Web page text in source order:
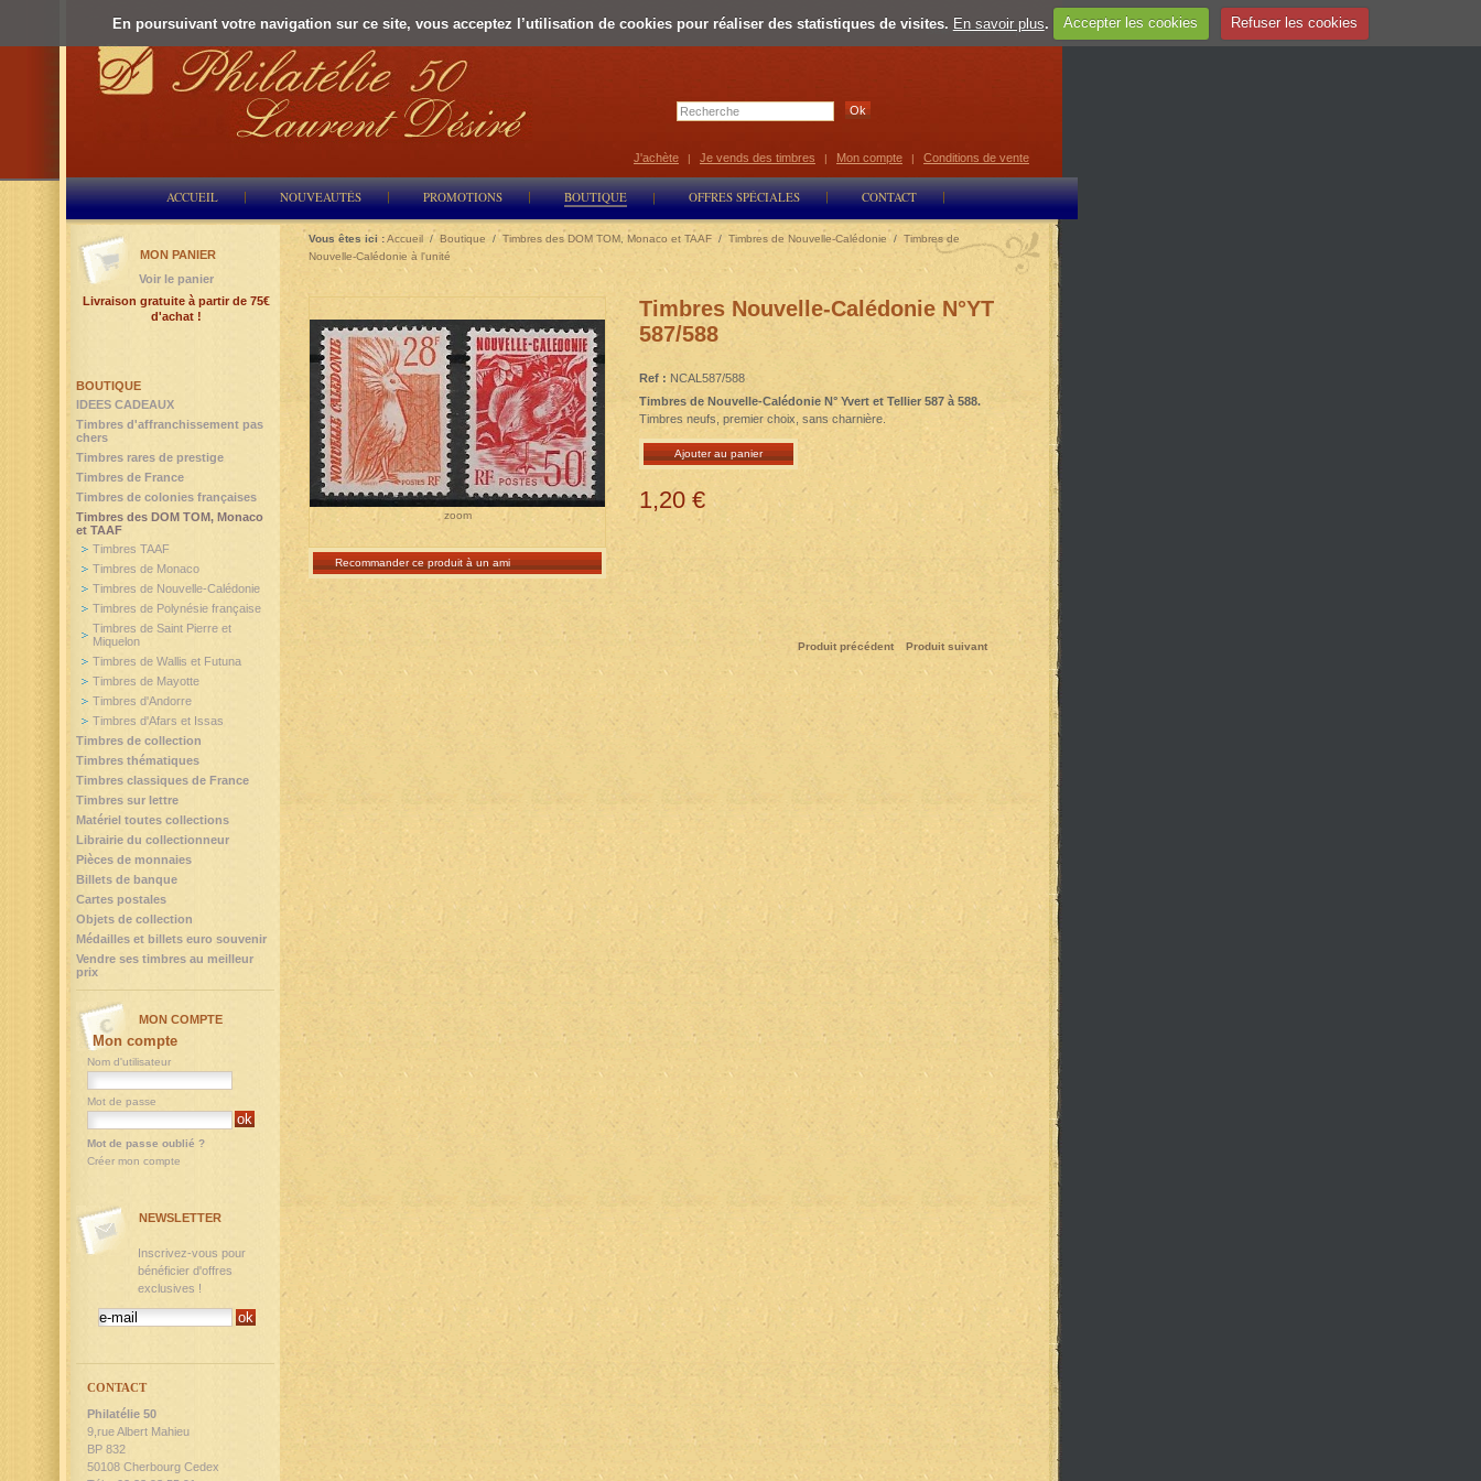
En poursuivant votre navigation sur ce site, vous acceptez l’utilisation de cookies pour réaliser des statistiques de visites. En savoir plus. Accepter les cookies Refuser les cookies
Select Language ▼
ACCUEIL NOUVEAUTÉS PROMOTIONS BOUTIQUE OFFRES SPÉCIALES CONTACT
J'achète | Je vends des timbres | Mon compte | Conditions de vente
Vous êtes ici :Accueil / Boutique /Timbres des DOM TOM, Monaco et TAAF / Timbres de Nouvelle-Calédonie / Timbres de
Nouvelle-Calédonie à l'unité
zoom
Recommander ce produit à un ami
Timbres Nouvelle-Calédonie N°YT
587/588
Ref : NCAL587/588
Timbres de Nouvelle-Calédonie N° Yvert et Tellier 587 à 588.
Timbres neufs, premier choix, sans charnière.
Ajouter au panier
1,20 €
Produit précédent Produit suivant
BOUTIQUE
IDEES CADEAUX
Timbres d'affranchissement pas
chers
Timbres rares de prestige
Timbres de France
Timbres de colonies françaises
Timbres des DOM TOM, Monaco
et TAAF
Timbres TAAF
Timbres de Monaco
Timbres de Nouvelle-Calédonie
Timbres de Polynésie française
Timbres de Saint Pierre et
Miquelon
Timbres de Wallis et Futuna
Timbres de Mayotte
Timbres d'Andorre
Timbres d'Afars et Issas
Timbres de collection
Timbres thématiques
Timbres classiques de France
Timbres sur lettre
Matériel toutes collections
Librairie du collectionneur
Pièces de monnaies
Billets de banque
Cartes postales
Objets de collection
Médailles et billets euro souvenir
Vendre ses timbres au meilleur
prix
MON PANIER
Voir le panier
Livraison gratuite à partir de 75€
d'achat !
MON COMPTE
Mon compte
Nom d'utilisateur
Mot de passe
Mot de passe oublié ?
Créer mon compte
NEWSLETTER
Inscrivez-vous pour
bénéficier d'offres
exclusives !
CONTACT
Philatélie 50
9,rue Albert Mahieu
BP 832
50108 Cherbourg Cedex